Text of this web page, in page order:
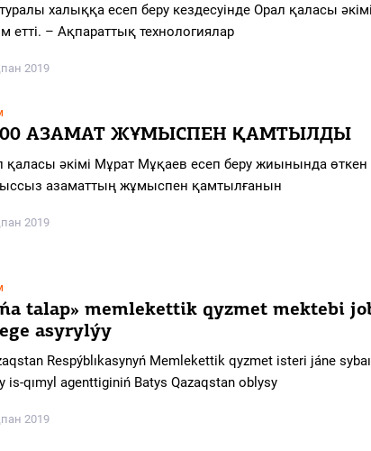
халыққа есеп беру кездесуінде Орал қаласы
етті. – Ақпараттық технологиялар
2019
АЗАМАТ ЖҰМЫСПЕН ҚАМТЫЛДЫ
қаласы әкімі Мұрат Мұқаев есеп беру жиынында
азаматтың жұмыспен қамтылғанын
2019
talap» memlekettіk qyzmet mektebі
asyrylýy
Respýblıkasynyń Memlekettіk qyzmet іsterі jáne
іs-qımyl agenttіgіnіń Batys Qazaqstan oblysy
2019